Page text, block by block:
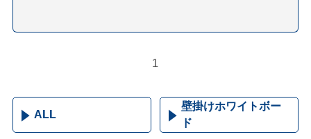
1
ALL
壁掛けホワイトボー
ド